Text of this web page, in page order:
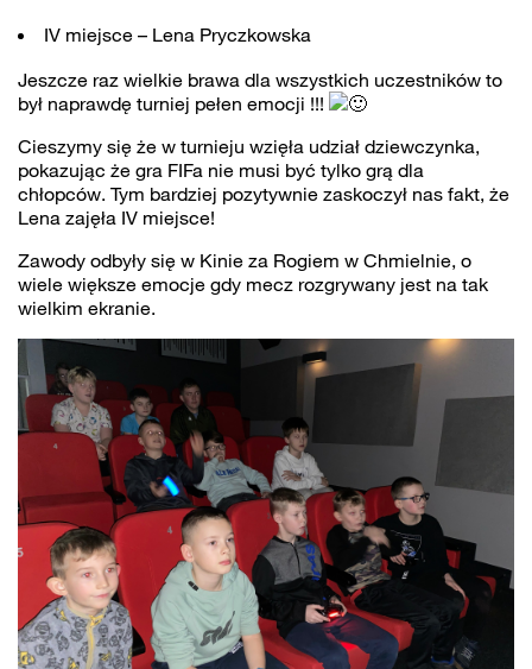
IV miejsce – Lena Pryczkowska
Jeszcze raz wielkie brawa dla wszystkich uczestników to
był naprawdę turniej pełen emocji !!!
Cieszymy się że w turnieju wzięła udział dziewczynka,
pokazując że gra FIFa nie musi być tylko grą dla
chłopców. Tym bardziej pozytywnie zaskoczył nas fakt, że
Lena zajęła IV miejsce!
Zawody odbyły się w Kinie za Rogiem w Chmielnie, o
wiele większe emocje gdy mecz rozgrywany jest na tak
wielkim ekranie.